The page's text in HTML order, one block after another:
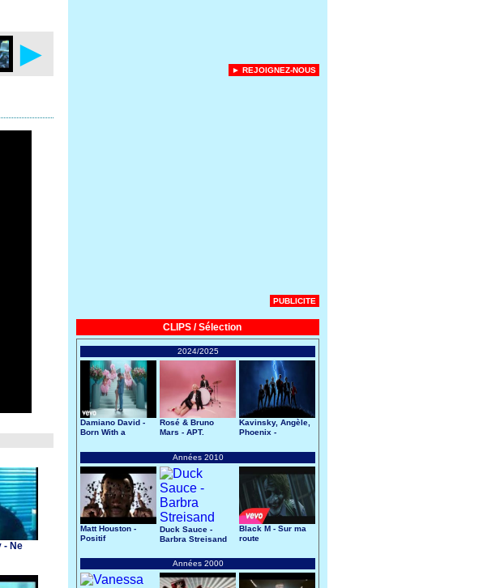
►
- Ne
► REJOIGNEZ-NOUS
PUBLICITE
CLIPS / Sélection
2024/2025
Damiano David -
Born With a
Rosé & Bruno
Mars - APT.
Kavinsky, Angèle,
Phoenix -
Années 2010
Matt Houston -
Positif
Duck Sauce -
Barbra Streisand
Black M - Sur ma
route
Années 2000